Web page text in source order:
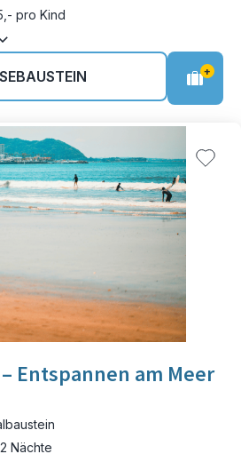
pro Kind
+
Entspannen am Meer
Nächte